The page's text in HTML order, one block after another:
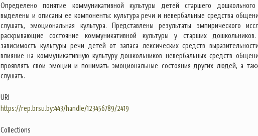
Определено понятие коммуникативной культуры детей старшего дошкольного
выделены и описаны ее компоненты: культура речи и невербальные средства
слушать, эмоциональная культура. Представлены результаты эмпирического
раскрывающие состояние коммуникативной культуры у старших дошкольников.
зависимость культуры речи детей от запаса лексических средств
влияние на коммуникативную культуру дошкольников невербальных средств
проявлять свои эмоции и понимать эмоциональные состояния других людей, а
слушать.
URI
https://rep.brsu.by:443/handle/123456789/2419
Collections